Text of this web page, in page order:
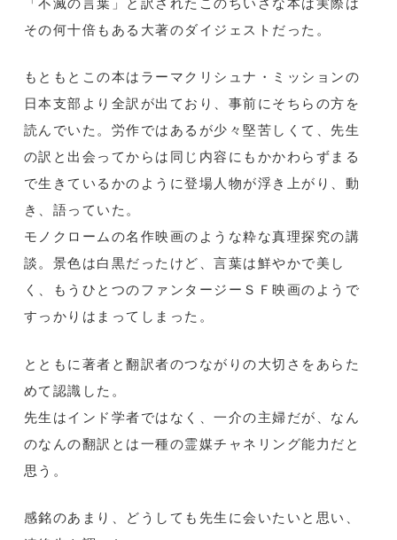
その何十倍もある大著のダイジェストだった。
もともとこの本はラーマクリシュナ・ミッションの
日本支部より全訳が出ており、事前にそちらの方を
読んでいた。労作ではあるが少々堅苦しくて、先生
の訳と出会ってからは同じ内容にもかかわらずまる
で生きているかのように登場人物が浮き上がり、動
き、語っていた。
モノクロームの名作映画のような粋な真理探究の講
談。景色は白黒だったけど、言葉は鮮やかで美し
く、もうひとつのファンタージーＳＦ映画のようで
すっかりはまってしまった。
とともに著者と翻訳者のつながりの大切さをあらた
めて認識した。
先生はインド学者ではなく、一介の主婦だが、なん
のなんの翻訳とは一種の霊媒チャネリング能力だと
思う。
感銘のあまり、どうしても先生に会いたいと思い、